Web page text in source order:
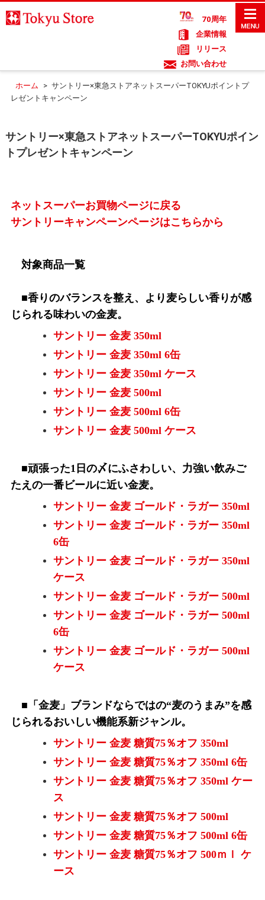
70周年
企業情報
リリース
お問い合わせ
ホーム > サントリー×東急ストアネットスーパーTOKYUポイントプ
レゼントキャンペーン
サントリー×東急ストアネットスーパーTOKYUポイン
トプレゼントキャンペーン
ネットスーパーお買物ページに戻る
サントリーキャンペーンページはこちらから
対象商品一覧
■香りのバランスを整え、より麦らしい香りが感
じられる味わいの金麦。
サントリー 金麦 350ml
サントリー 金麦 350ml 6缶
サントリー 金麦 350ml ケース
サントリー 金麦 500ml
サントリー 金麦 500ml 6缶
サントリー 金麦 500ml ケース
■頑張った1日の〆にふさわしい、力強い飲みご
たえの一番ビールに近い金麦。
サントリー 金麦 ゴールド・ラガー 350ml
サントリー 金麦 ゴールド・ラガー 350ml
6缶
サントリー 金麦 ゴールド・ラガー 350ml
ケース
サントリー 金麦 ゴールド・ラガー 500ml
サントリー 金麦 ゴールド・ラガー 500ml
6缶
サントリー 金麦 ゴールド・ラガー 500ml
ケース
■「金麦」ブランドならではの“麦のうまみ”を感
じられるおいしい機能系新ジャンル。
サントリー 金麦 糖質75％オフ 350ml
サントリー 金麦 糖質75％オフ 350ml 6缶
サントリー 金麦 糖質75％オフ 350ml ケー
ス
サントリー 金麦 糖質75％オフ 500ml
サントリー 金麦 糖質75％オフ 500ml 6缶
サントリー 金麦 糖質75％オフ 500ｍｌ ケ
ース